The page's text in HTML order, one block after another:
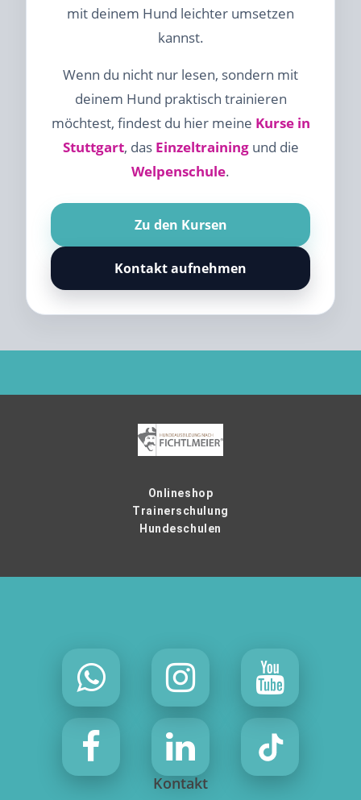
mit deinem Hund leichter umsetzen
kannst.
Wenn du nicht nur lesen, sondern mit
deinem Hund praktisch trainieren
möchtest, findest du hier meine Kurse in
Stuttgart, das Einzeltrainingund die
Welpenschule.
Zu den Kursen
Kontakt aufnehmen
Onlineshop
Trainerschulung
Hundeschulen
Kontakt